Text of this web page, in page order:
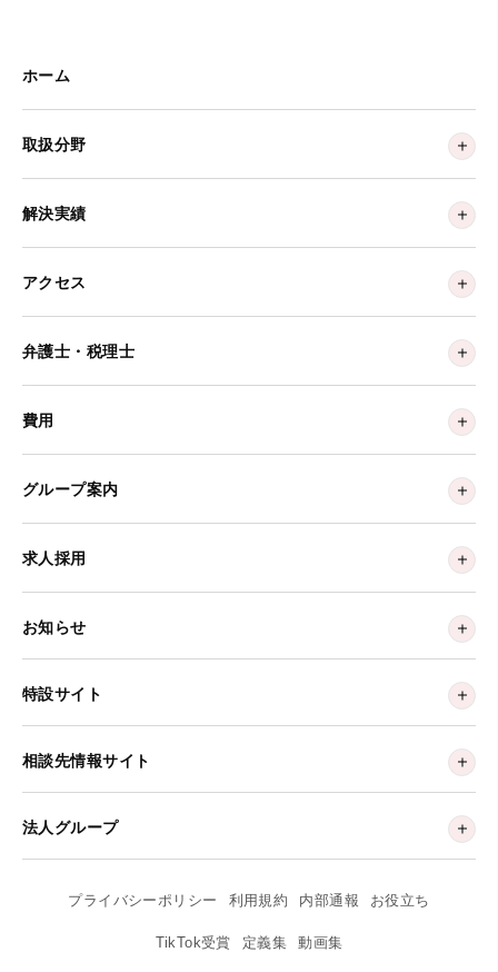
ホーム
取扱分野
解決実績
アクセス
弁護士・税理士
費用
グループ案内
求人採用
お知らせ
特設サイト
相談先情報サイト
法人グループ
プライバシーポリシー 利用規約 内部通報 お役立ち
TikTok受賞 定義集 動画集